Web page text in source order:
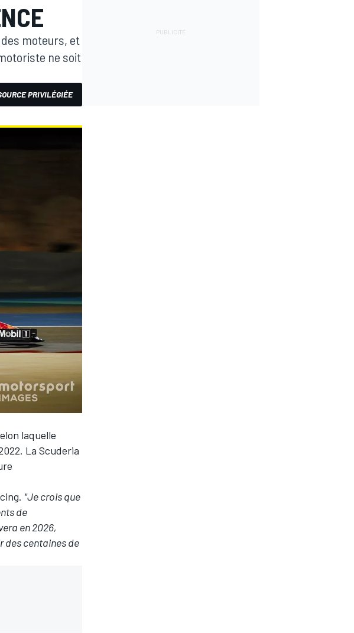
moteurs, et
ne soit
PRIVILÉGIÉE
laquelle
La Scuderia
. "Je crois que
de
en 2026,
des centaines de